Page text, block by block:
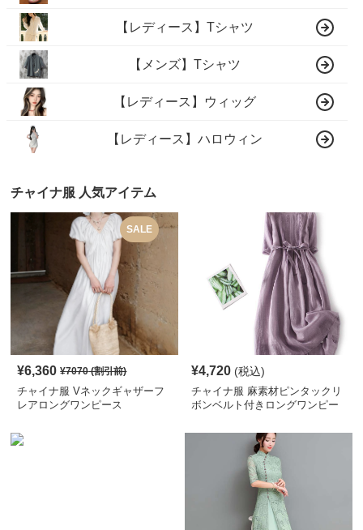
【レディース】Tシャツ
【メンズ】Tシャツ
【レディース】ウィッグ
【レディース】ハロウィン
チャイナ服 人気アイテム
SALE
¥6,360 ¥7070(割引前)
チャイナ服 Vネックギャザーフ
レアロングワンピース
¥4,720 (税込)
チャイナ服 麻素材ピンタックリ
ボンベルト付きロングワンピー